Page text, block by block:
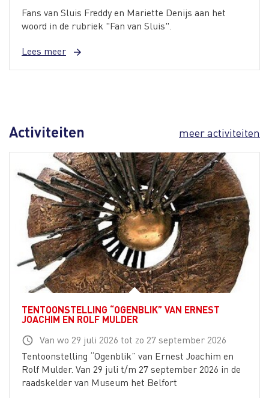
Fans van Sluis Freddy en Mariette Denijs aan het
woord in de rubriek "Fan van Sluis".
Lees meer
arrow_forward
Activiteiten meer activiteiten
TENTOONSTELLING “OGENBLIK” VAN ERNEST
JOACHIM EN ROLF MULDER
schedule Van wo 29 juli 2026 tot zo 27 september 2026
Tentoonstelling “Ogenblik” van Ernest Joachim en
Rolf Mulder. Van 29 juli t/m 27 september 2026 in de
raadskelder van Museum het Belfort